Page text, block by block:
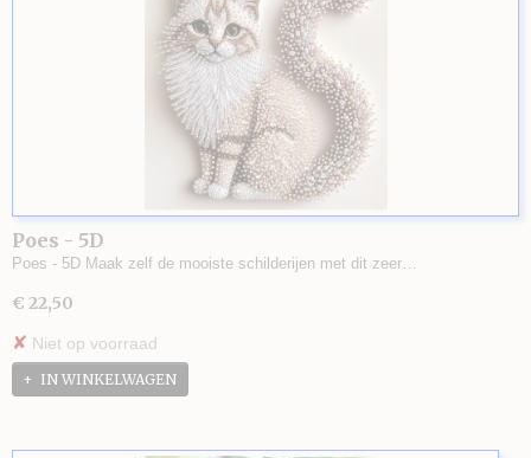
Poes - 5D
Poes - 5D Maak zelf de mooiste schilderijen met dit zeer…
€ 22,50
✘ Niet op voorraad
IN WINKELWAGEN